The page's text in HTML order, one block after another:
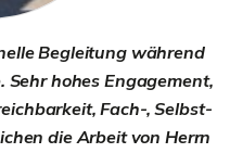
Begleitung während
hohes Engagement,
Fach-, Selbst-
die Arbeit von Herrn